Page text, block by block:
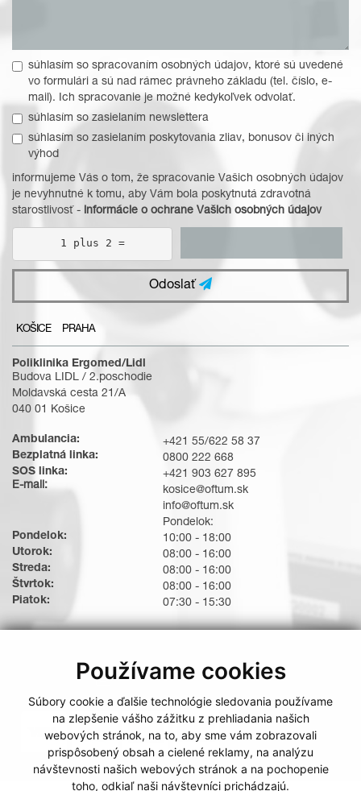
Používame cookies
Súbory cookie a ďalšie technológie sledovania používame
na zlepšenie vášho zážitku z prehliadania našich
webových stránok, na to, aby sme vám zobrazovali
prispôsobený obsah a cielené reklamy, na analýzu
návštevnosti našich webových stránok a na pochopenie
toho, odkiaľ naši návštevníci prichádzajú.
súhlasím so spracovaním osobných údajov, ktoré sú uvedené
vo formulári a sú nad rámec právneho základu (tel. číslo, e-
mail). Ich spracovanie je možné kedykoľvek odvolať.
súhlasím so zasielaním newslettera
súhlasím so zasielaním poskytovania zliav, bonusov či iných
výhod
informujeme Vás o tom, že spracovanie Vašich osobných údajov
je nevyhnutné k tomu, aby Vám bola poskytnutá zdravotná
starostlivosť - informácie o ochrane Vašich osobných údajov
1 plus 2 =
Odoslať
KOŠICE PRAHA
Poliklinika Ergomed/Lidl
Budova LIDL / 2.poschodie
Moldavská cesta 21/A
040 01 Košice
Ambulancia:
+421 55/622 58 37
Bezplatná linka:
0800 222 668
SOS linka:
E-mail:
+421 903 627 895
kosice@oftum.sk
info@oftum.sk
Pondelok:
Pondelok:
10:00 - 18:00
Utorok:
08:00 - 16:00
Streda:
08:00 - 16:00
Štvrtok:
08:00 - 16:00
Piatok:
07:30 - 15:30
Možnosti platby